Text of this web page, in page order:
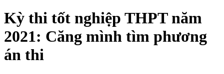
Kỳ thi tốt nghiệp THPT năm
2021: Căng mình tìm phương
án thi